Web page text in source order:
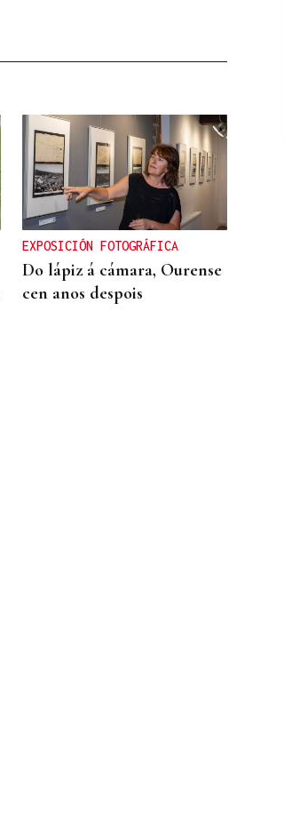
EXPOSICIÓN FOTOGRÁFICA
Do lápiz á cámara, Ourense
cen anos despois